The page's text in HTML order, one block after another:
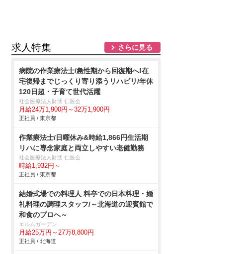
求人特集 さらに見る
病院の作業療法士/急性期から回復期へ!在
宅復帰までじっくり寄り添うリハビリ/年休
120日超・子育て世代活躍
社会医療法人財団 仁医会
月給24万1,900円～32万1,900円
正社員 / 東京都
作業療法士/日曜休み&時給1,866円生活期
リハに専念家庭と両立しやすい老健勤務
社会医療法人財団 仁医会
時給1,932円～
正社員 / 東京都
結婚式場での料理人 料亭での日本料理・婚
礼料理の調理スタッフ/～北海道の迎賓館で
和食のプロへ～
エルムガーデン
月給25万円～27万8,800円
正社員 / 北海道